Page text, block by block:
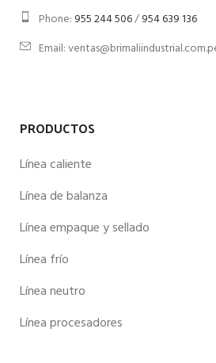
Phone: 955 244 506/954 639 136
Email:
PRODUCTOS
Línea caliente
Línea de balanza
Línea empaque y sellado
Línea frío
Línea neutro
Línea procesadores